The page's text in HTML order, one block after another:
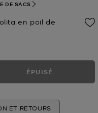
en poil de
DE SACS
ÉPUISÉ
ET RETOURS